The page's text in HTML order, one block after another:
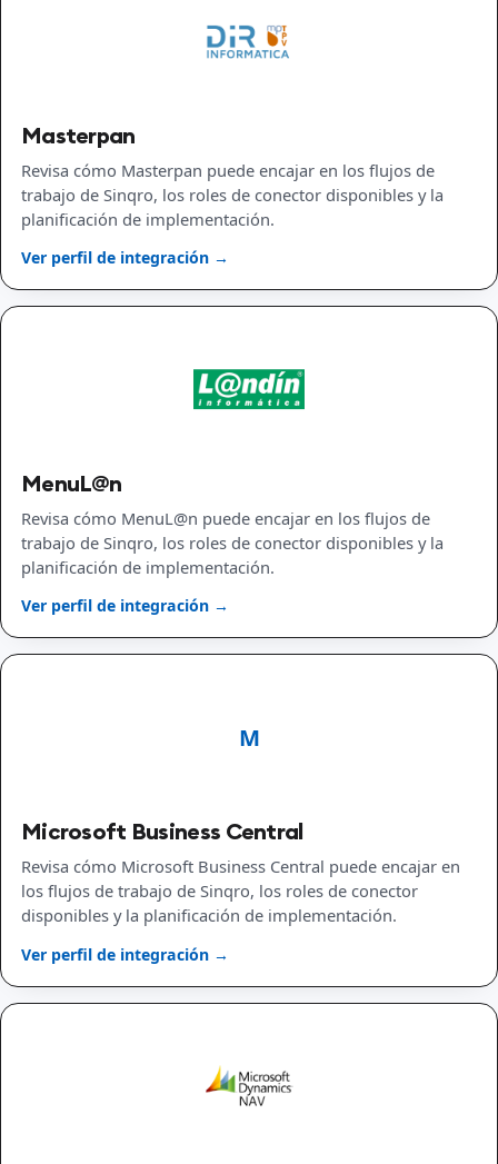
Masterpan
Revisa cómo Masterpan puede encajar en los flujos de
trabajo de Sinqro, los roles de conector disponibles y la
planificación de implementación.
Ver perfil de integración →
MenuL@n
Revisa cómo MenuL@n puede encajar en los flujos de
trabajo de Sinqro, los roles de conector disponibles y la
planificación de implementación.
Ver perfil de integración →
M
Microsoft Business Central
Revisa cómo Microsoft Business Central puede encajar en
los flujos de trabajo de Sinqro, los roles de conector
disponibles y la planificación de implementación.
Ver perfil de integración →